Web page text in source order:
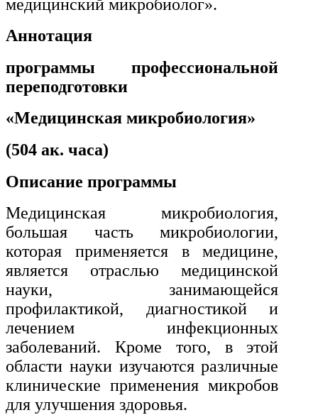
медицинский микробиолог».
Аннотация
программы профессиональной
переподготовки
«Медицинская микробиология»
(504 ак. часа)
Описание программы
Медицинская микробиология,
большая часть микробиологии,
которая применяется в медицине,
является отраслью медицинской
науки, занимающейся
профилактикой, диагностикой и
лечением инфекционных
заболеваний. Кроме того, в этой
области науки изучаются различные
клинические применения микробов
для улучшения здоровья.